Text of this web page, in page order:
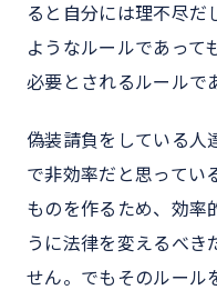
ると自分には理不尽だ
ようなルールであって
必要とされるルールで
偽装請負をしている人
で非効率だと思ってい
ものを作るため、効率
うに法律を変えるべき
せん。でもそのルール